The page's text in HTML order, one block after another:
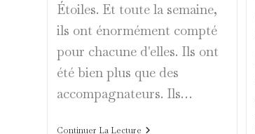
Étoiles. Et toute la semaine,
ils ont énormément compté
pour chacune d'elles. Ils ont
été bien plus que des
accompagnateurs. Ils…
Continuer La LectureCeux